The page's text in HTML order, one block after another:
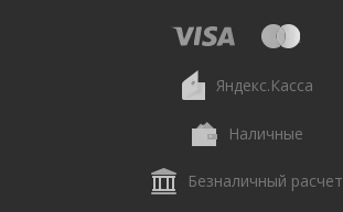
Яндекс.Касса
Наличные
Безналичный расчет